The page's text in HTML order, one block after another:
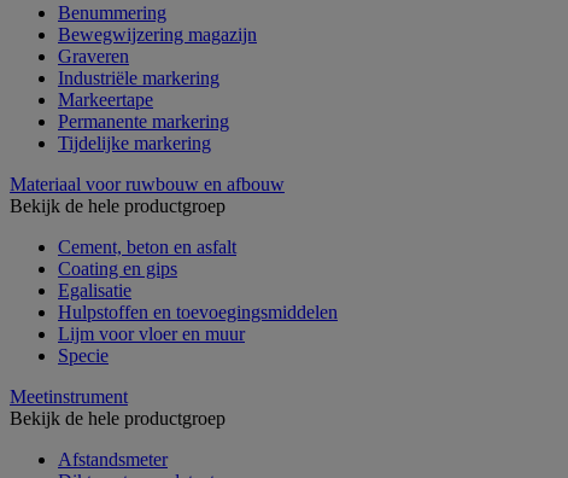
Benummering
Bewegwijzering magazijn
Graveren
Industriële markering
Markeertape
Permanente markering
Tijdelijke markering
Materiaal voor ruwbouw en afbouw
Bekijk de hele productgroep
Cement, beton en asfalt
Coating en gips
Egalisatie
Hulpstoffen en toevoegingsmiddelen
Lijm voor vloer en muur
Specie
Meetinstrument
Bekijk de hele productgroep
Afstandsmeter